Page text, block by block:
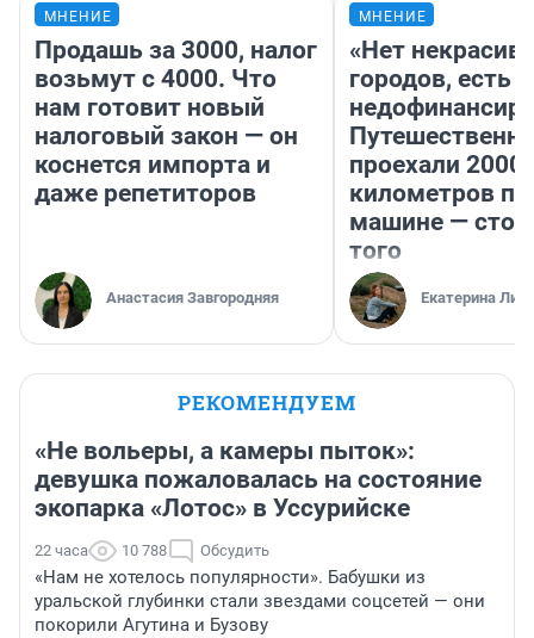
МНЕНИЕ
Продашь за 3000, налог
возьмут с 4000. Что
нам готовит новый
налоговый закон — он
коснется импорта и
даже репетиторов
Анастасия Завгородняя
МНЕНИЕ
«Нет
городов, есть
проехали 2000
километров по
машине —
того
Екатерина
РЕКОМЕНДУЕМ
«Не вольеры, а камеры пыток»:
девушка пожаловалась на состояние
экопарка «Лотос» в Уссурийске
22 часа 10 788 Обсудить
«Нам не хотелось популярности». Бабушки из
уральской глубинки стали звездами соцсетей — они
покорили Агутина и Бузову